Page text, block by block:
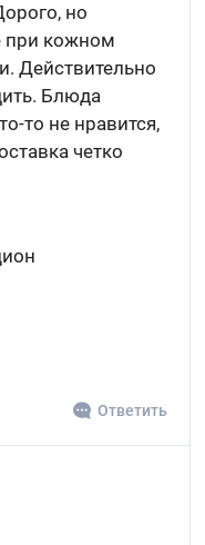
но
при кожном
Действительно
Блюда
то не нравится,
четко
Ответить